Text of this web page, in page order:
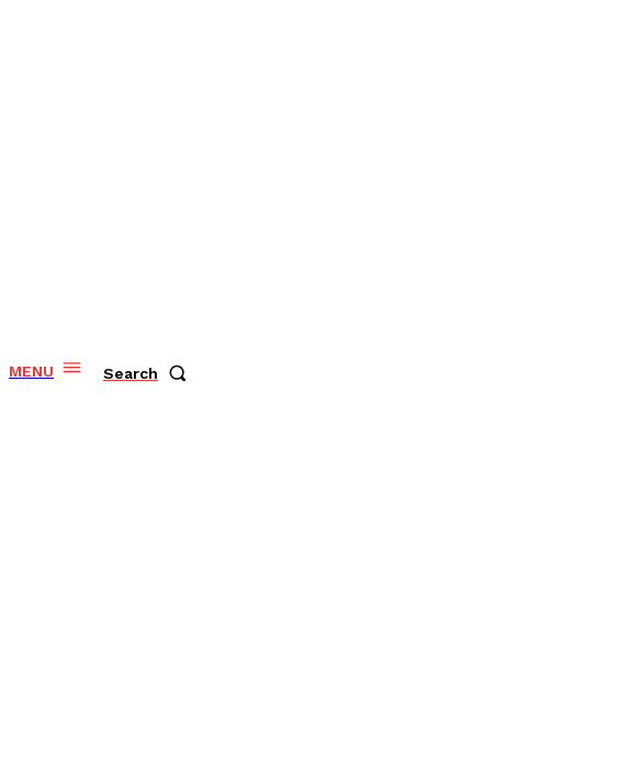
MENU Search